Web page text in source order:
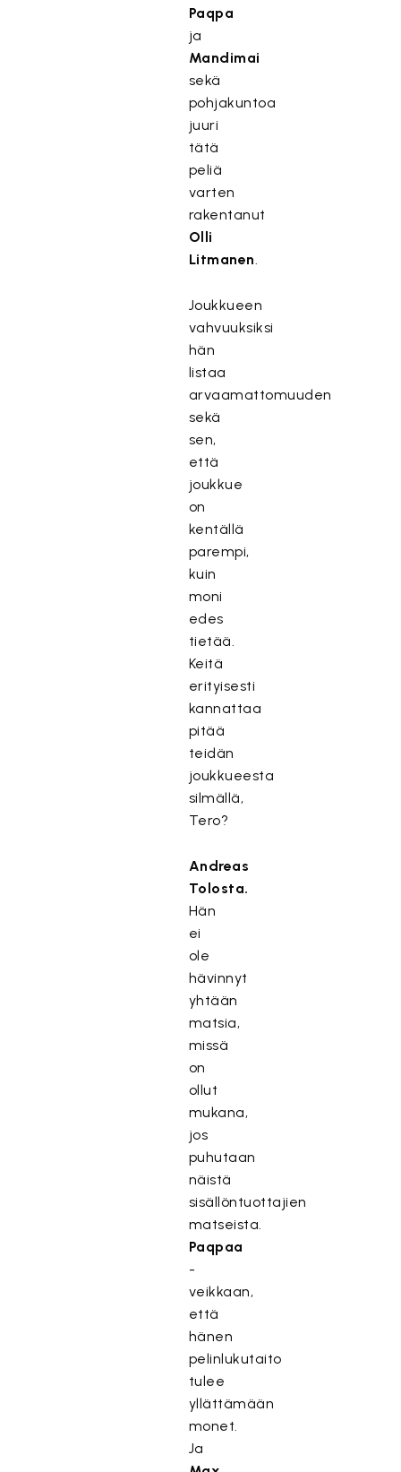
Paqpa
ja
Mandimai
sekä
pohjakuntoa
juuri
tätä
peliä
varten
rakentanut
Olli
Litmanen.
Joukkueen
vahvuuksiksi
hän
listaa
arvaamattomuuden
sekä
sen,
että
joukkue
on
kentällä
parempi,
kuin
moni
edes
tietää.
Keitä
erityisesti
kannattaa
pitää
teidän
joukkueesta
silmällä,
Tero?
Andreas
Tolosta.
Hän
ei
ole
hävinnyt
yhtään
matsia,
missä
on
ollut
mukana,
jos
puhutaan
näistä
sisällöntuottajien
matseista.
Paqpaa
-
veikkaan,
että
hänen
pelinlukutaito
tulee
yllättämään
monet.
Ja